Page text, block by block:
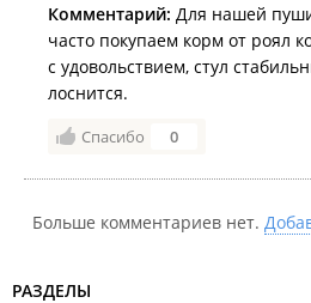
Комментарий: Для нашей
часто покупаем корм от роял
с удовольствием, стул
лоснится.
Спасибо 0
Больше комментариев нет.
РАЗДЕЛЫ